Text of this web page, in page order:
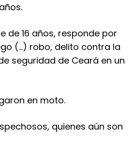
de 16 años, responde por
(…) robo, delito contra la
seguridad de Ceará en un
en moto.
quienes aún son